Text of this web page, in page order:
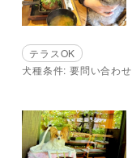
テラスOK
犬種条件: 要問い合わせ